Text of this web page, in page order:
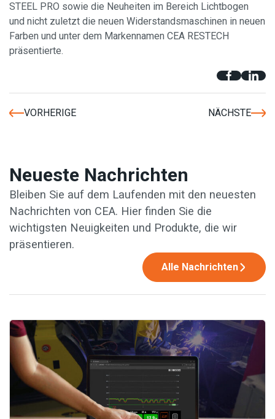
STEEL PRO sowie die Neuheiten im Bereich Lichtbogen
und nicht zuletzt die neuen Widerstandsmaschinen in neuen
Farben und unter dem Markennamen CEA RESTECH
präsentierte.
VORHERIGE NÄCHSTE
Neueste Nachrichten
Bleiben Sie auf dem Laufenden mit den neuesten
Nachrichten von CEA. Hier finden Sie die
wichtigsten Neuigkeiten und Produkte, die wir
präsentieren.
Alle Nachrichten